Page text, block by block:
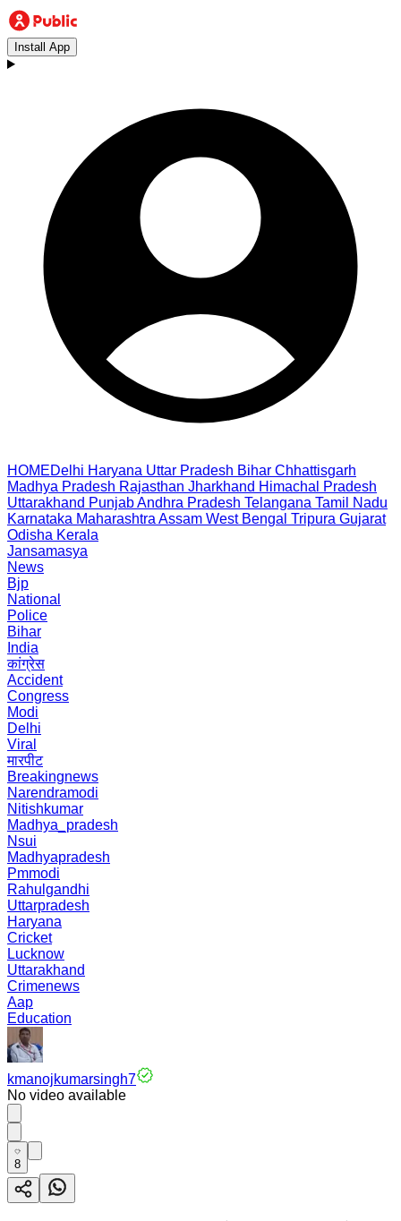
Install App
HOMEDelhi Haryana Uttar Pradesh Bihar Chhattisgarh
Madhya Pradesh Rajasthan Jharkhand Himachal Pradesh
Uttarakhand PunjabAndhra Pradesh Telangana Tamil Nadu
Karnataka Maharashtra Assam West Bengal Tripura Gujarat
Odisha Kerala
Jansamasya
News
Bjp
National
Police
Bihar
India
कांग्रेस
Accident
Congress
Modi
Delhi
Viral
मारपीट
Breakingnews
Narendramodi
Nitishkumar
Madhya_pradesh
Nsui
Madhyapradesh
Pmmodi
Rahulgandhi
Uttarpradesh
Haryana
Cricket
Lucknow
Uttarakhand
Crimenews
Aap
Education
kmanojkumarsingh7
No video available
8